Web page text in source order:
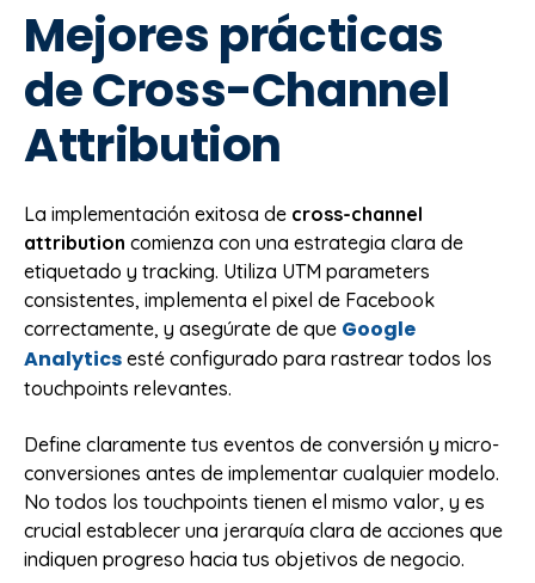
Mejores prácticas
de Cross-Channel
Attribution
La implementación exitosa de cross-channel
attribution comienza con una estrategia clara de
etiquetado y tracking. Utiliza UTM parameters
consistentes, implementa el pixel de Facebook
correctamente, y asegúrate de que Google
Analytics esté configurado para rastrear todos los
touchpoints relevantes.
Define claramente tus eventos de conversión y micro-
conversiones antes de implementar cualquier modelo.
No todos los touchpoints tienen el mismo valor, y es
crucial establecer una jerarquía clara de acciones que
indiquen progreso hacia tus objetivos de negocio.